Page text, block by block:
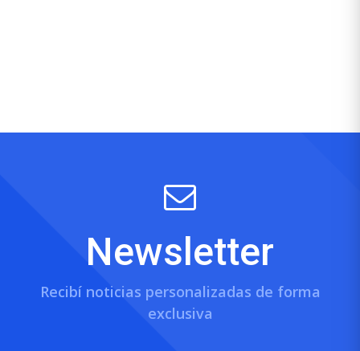
Newsletter
Recibí noticias personalizadas de forma
exclusiva